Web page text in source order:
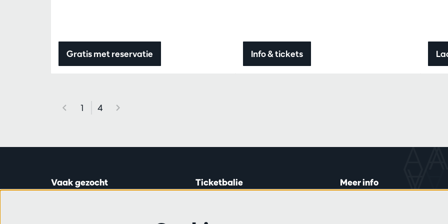
Gratis met reservatie Info & tickets
1 4
Vaak gezocht Ticketbalie Meer info